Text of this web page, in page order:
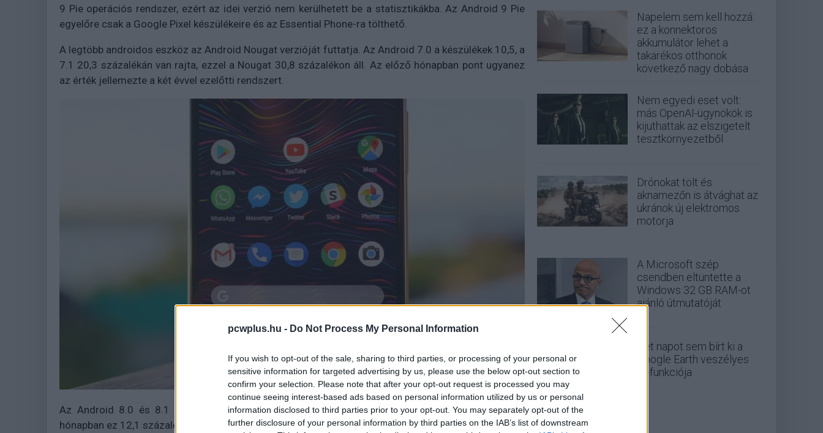
pcwplus.hu - Do Not Process My Personal Information
If you wish to opt-out of the sale, sharing to third parties, or processing of your personal or
sensitive information for targeted advertising by us, please use the below opt-out section to
confirm your selection. Please note that after your opt-out request is processed you may
continue seeing interest-based ads based on personal information utilized by us or personal
information disclosed to third parties prior to your opt-out. You may separately opt-out of the
further disclosure of your personal information by third parties on the IAB’s list of downstream
9 Pie operációs rendszer, ezért az idei verzió nem kerülhetett be a statisztikákba. Az Android 9 Pie
egyelőre csak a Google Pixel készülékeire és az Essential Phone-ra tölthető.
A legtöbb androidos eszköz az Android Nougat verzióját futtatja. Az Android 7.0 a készülékek 10,5, a
7.1 20,3 százalékán van rajta, ezzel a Nougat 30,8 százalékon áll. Az előző hónapban pont ugyanez
az érték jellemezte a két évvel ezelőtti rendszert.
Az Android 8.0 és 8.1 Oreo az összes androidos eszköz 14,6 százalékán van rajta (az előző
hónapban ez 12,1 százalék volt).
Napelem sem kell hozzá:
ez a konnektoros
akkumulátor lehet a
takarékos otthonok
következő nagy dobása
Nem egyedi eset volt:
más OpenAI-ügynökök is
kijuthattak az elszigetelt
tesztkörnyezetből
Drónokat tölt és
aknamezőn is átvághat az
ukránok új elektromos
motorja
A Microsoft szép
csendben eltüntette a
Windows 32 GB RAM-ot
ajánló útmutatóját
Két napot sem bírt ki a
Google Earth veszélyes
AI-funkciója